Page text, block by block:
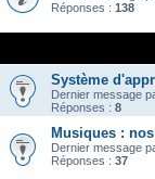
Réponses : 138
Système
Dernier message
Réponses : 8
Musiques :
Dernier message
Réponses : 37